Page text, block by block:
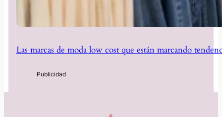
Las marcas de moda low cost que están marcando